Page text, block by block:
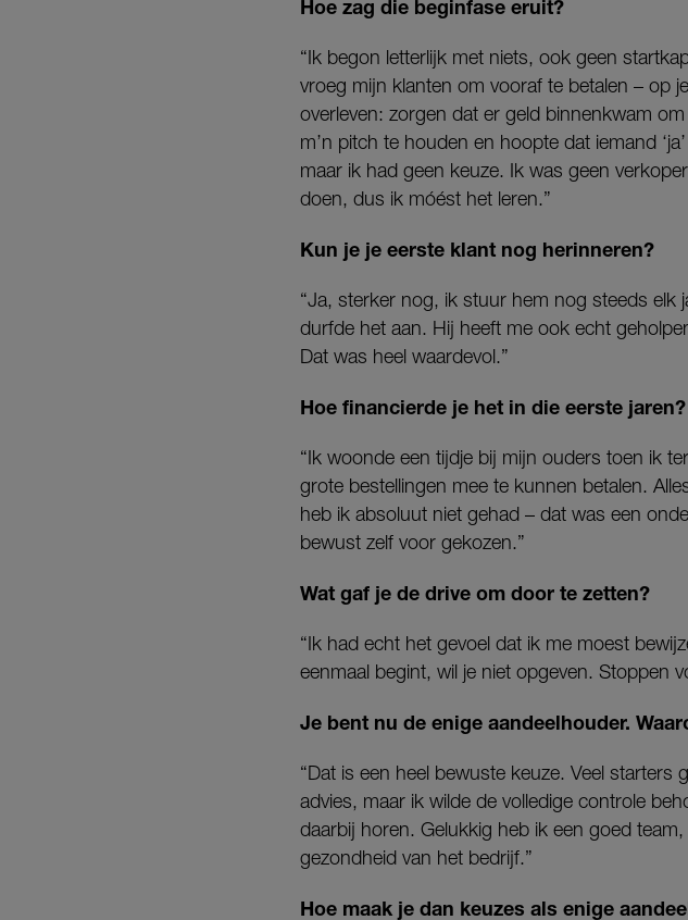
Hoe zag die beginfase eruit?
“Ik begon letterlijk met niets, ook geen
vroeg mijn klanten om vooraf te betalen – op
overleven: zorgen dat er geld binnenkwam
m’n pitch te houden en hoopte dat iemand
maar ik had geen keuze. Ik was geen
doen, dus ik móést het leren.”
Kun je je eerste klant nog herinneren?
“Ja, sterker nog, ik stuur hem nog steeds elk
durfde het aan. Hij heeft me ook echt
Dat was heel waardevol.”
Hoe financierde je het in die eerste jaren?
“Ik woonde een tijdje bij mijn ouders toen ik
grote bestellingen mee te kunnen betalen.
heb ik absoluut niet gehad – dat was een
bewust zelf voor gekozen.”
Wat gaf je de drive om door te zetten?
“Ik had echt het gevoel dat ik me moest
eenmaal begint, wil je niet opgeven. Stoppen
Je bent nu de enige aandeelhouder.
“Dat is een heel bewuste keuze. Veel
advies, maar ik wilde de volledige controle
daarbij horen. Gelukkig heb ik een goed
gezondheid van het bedrijf.”
Hoe maak je dan keuzes als enige